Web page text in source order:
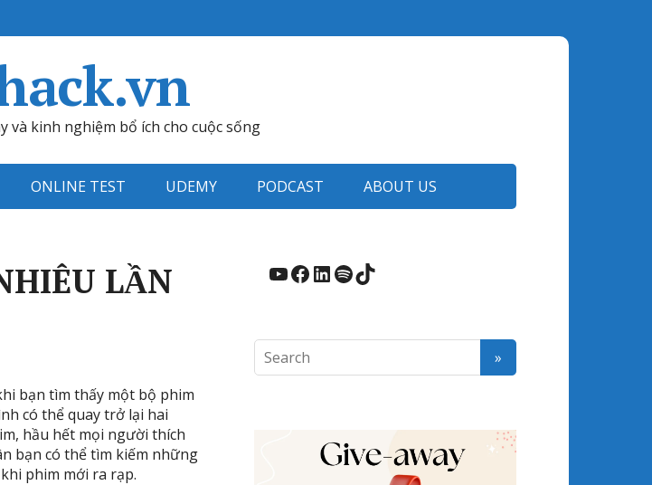
và kinh nghiệm bổ ích cho cuộc sống
ONLINE TEST UDEMY PODCAST ABOUT US
LẦN
bạn tìm thấy một bộ phim
có thể quay trở lại hai
hầu hết mọi người thích
bạn có thể tìm kiếm những
phim mới ra rạp.
YouTube
Facebook
LinkedIn
Spotify
TikTok